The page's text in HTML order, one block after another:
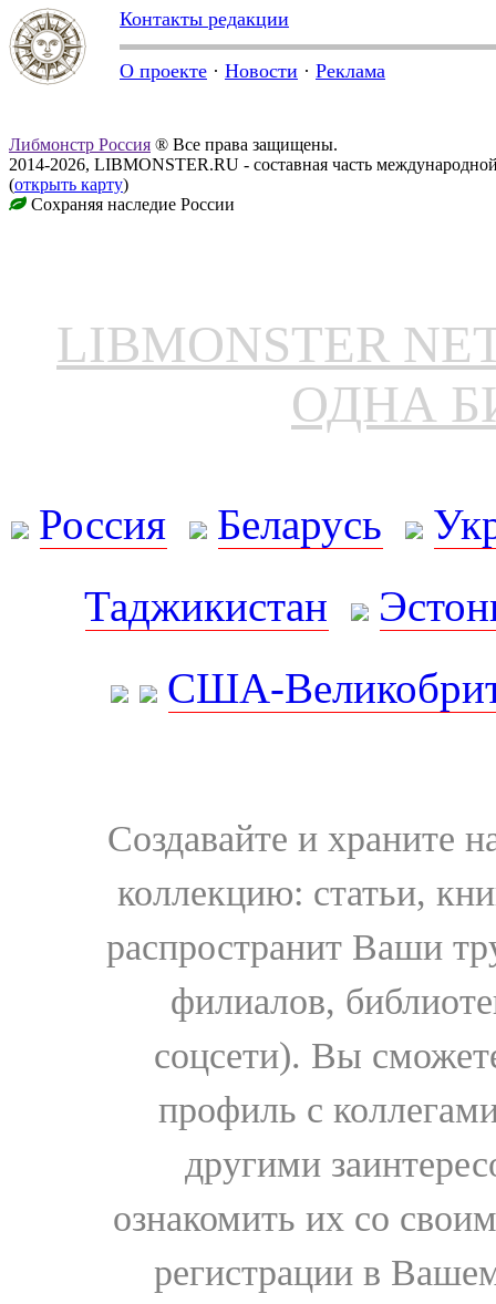
Контакты редакции
О проекте · Новости · Реклама
Либмонстр Россия ® Все права защищены.
2014-2026, LIBMONSTER.RU - составная часть
(открыть карту)
Сохраняя наследие России
LIBMONSTER
ОДНА
Россия Беларусь
Таджикистан
США-
Создавайте и храните
коллекцию: статьи,
распространит Ваши
филиалов,
соцсети). Вы
профиль с
другими
ознакомить их со
регистрации в